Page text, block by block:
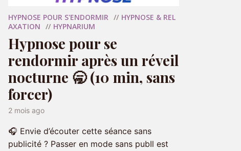
HYPNOSE POUR S'ENDORMIR
HYPNOSE & REL
AXATION
HYPNARIUM
Hypnose pour se
rendormir après un réveil
nocturne 🥱 (10 min, sans
forcer)
2 mois ago
🎧 Envie d’écouter cette séance sans
publicité ? Passer en mode sans pubIl est